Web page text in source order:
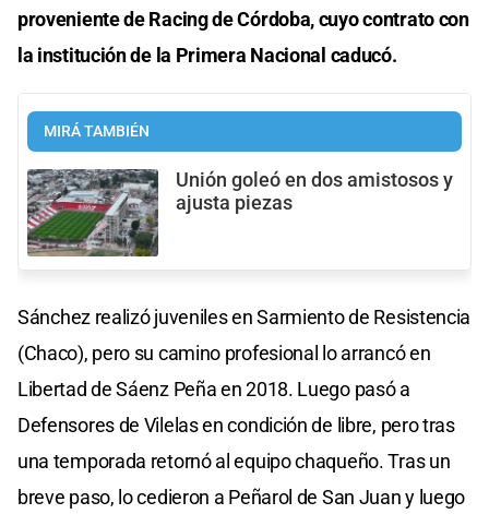
proveniente de Racing de Córdoba, cuyo contrato con
la institución de la Primera Nacional caducó.
MIRÁ TAMBIÉN
Unión goleó en dos amistosos y
ajusta piezas
Sánchez realizó juveniles en Sarmiento de Resistencia
(Chaco), pero su camino profesional lo arrancó en
Libertad de Sáenz Peña en 2018. Luego pasó a
Defensores de Vilelas en condición de libre, pero tras
una temporada retornó al equipo chaqueño. Tras un
breve paso, lo cedieron a Peñarol de San Juan y luego